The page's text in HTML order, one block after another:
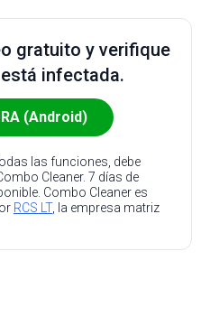
gratuito y verifique
infectada.
(Android)
las funciones, debe
Cleaner. 7 días de
Combo Cleaner es
RCS LT, la empresa matriz